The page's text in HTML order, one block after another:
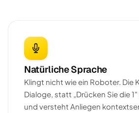
Natürliche Sprache
Klingt nicht wie ein Roboter. Die
Dialoge, statt „Drücken Sie die
und versteht Anliegen